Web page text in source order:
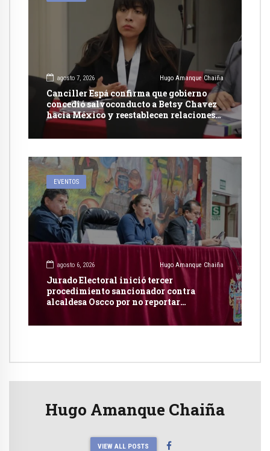
agosto 7, 2026 Hugo Amanque Chaiña
Canciller Espá confirma que gobierno
concedió salvoconducto a Betsy Chavez
hacia México y reestablecen relaciones
con dicho país
EVENTOS
agosto 6, 2026 Hugo Amanque Chaiña
Jurado Electoral inició tercer
procedimiento sancionador contra
alcaldesa Oscco por no reportar
Hugo Amanque Chaiña
VIEW ALL POSTS